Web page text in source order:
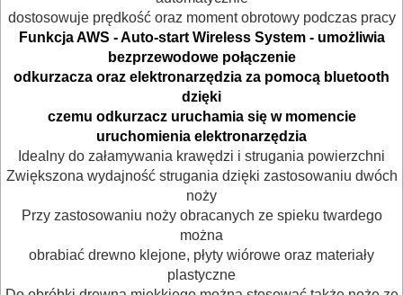
ELEKTRONARZĘDZIA
SIECIOWE
ELEKTRONARZĘDZIA
AKUMULATOROWE
dostosowuje prędkość oraz moment obrotowy podczas pracy
Funkcja AWS - Auto-start Wireless System - umożliwia
bezprzewodowe połączenie
odkurzacza oraz elektronarzędzia za pomocą bluetooth
dzięki
czemu odkurzacz uruchamia się w momencie
uruchomienia elektronarzędzia
Idealny do załamywania krawędzi i strugania powierzchni
Zwiększona wydajność strugania dzięki zastosowaniu dwóch
noży
Przy zastosowaniu noży obracanych ze spieku twardego
można
obrabiać drewno klejone, płyty wiórowe oraz materiały
plastyczne